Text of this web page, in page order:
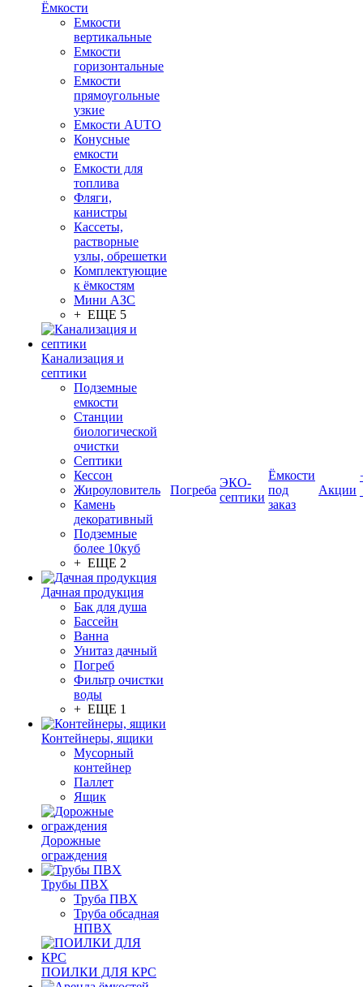
Ёмкости
Емкости
вертикальные
Емкости
горизонтальные
Емкости
прямоугольные
узкие
Емкости АUТО
Конусные
емкости
Емкости для
топлива
Фляги,
канистры
Кассеты,
растворные
узлы, обрешетки
Комплектующие
к ёмкостям
Мини АЗС
+ ЕЩЕ 5
Канализация и
септики
Подземные
емкости
Станции
биологической
очистки
Септики
Кессон
Жироуловитель
Камень
декоративный
Подземные
более 10куб
+ ЕЩЕ 2
Дачная продукция
Бак для душа
Бассейн
Ванна
Унитаз дачный
Погреб
Фильтр очистки
воды
+ ЕЩЕ 1
Контейнеры, ящики
Мусорный
контейнер
Паллет
Ящик
Дорожные
ограждения
Трубы ПВХ
Труба ПВХ
Труба обсадная
НПВХ
ПОИЛКИ ДЛЯ КРС
Погреба
ЭКО-
септики
Ёмкости
под
заказ
Акции